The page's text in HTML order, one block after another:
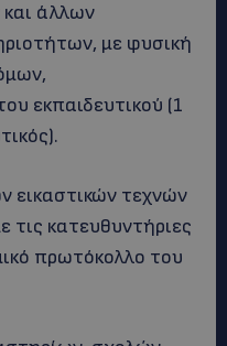
και άλλων
με φυσική
εκπαιδευτικού (1
εικαστικών τεχνών
τις κατευθυντήριες
πρωτόκολλο του